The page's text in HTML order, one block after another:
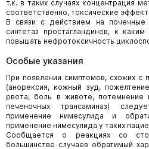
т.к. в таких случаях концентрация
соответственно, токсические
В связи с действием на почечные
синтетаз простагландинов, к
повышать нефротоксичность
Особые указания
При появлении симптомов, схожих с
(анорексия, кожный зуд,
рвота, боль в животе, потемнение
печеночных трансаминаз)
применение нимесулида и
применение нимесулида у таких
Сообщается о реакциях со
большинстве случаев обратимый